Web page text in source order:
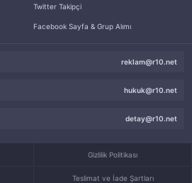
Twitter Takipçi
Facebook Sayfa & Grup Alımı
reklam@r10.net
hukuk@r10.net
detay@r10.net
Gizlilik Politikası
Teslimat ve İade Şartları